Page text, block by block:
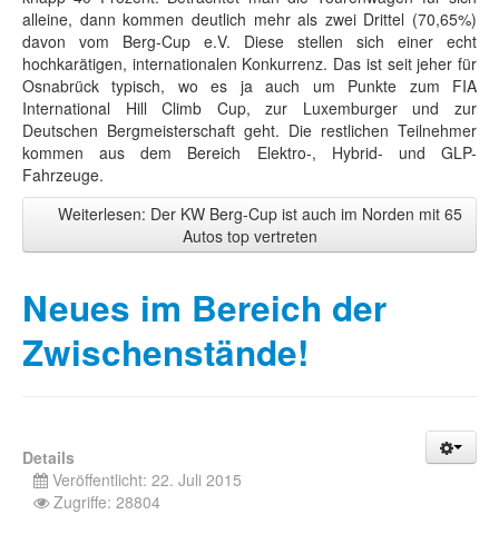
alleine, dann kommen deutlich mehr als zwei Drittel (70,65%)
davon vom Berg-Cup e.V. Diese stellen sich einer echt
hochkarätigen, internationalen Konkurrenz. Das ist seit jeher für
Osnabrück typisch, wo es ja auch um Punkte zum FIA
International Hill Climb Cup, zur Luxemburger und zur
Deutschen Bergmeisterschaft geht. Die restlichen Teilnehmer
kommen aus dem Bereich Elektro-, Hybrid- und GLP-
Fahrzeuge.
Weiterlesen: Der KW Berg-Cup ist auch im Norden mit 65
Autos top vertreten
Neues im Bereich der
Zwischenstände!
Details
Veröffentlicht: 22. Juli 2015
Zugriffe: 28804